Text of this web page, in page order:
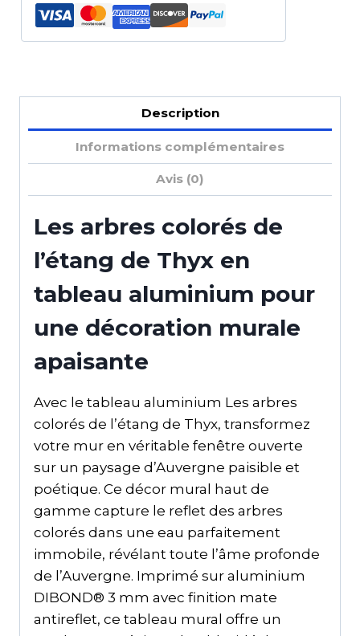
Description
Informations complémentaires
Avis (0)
Les arbres colorés de
l’étang de Thyx en
tableau aluminium pour
une décoration murale
apaisante
Avec le tableau aluminium Les arbres
colorés de l’étang de Thyx, transformez
votre mur en véritable fenêtre ouverte
sur un paysage d’Auvergne paisible et
poétique. Ce décor mural haut de
gamme capture le reflet des arbres
colorés dans une eau parfaitement
immobile, révélant toute l’âme profonde
de l’Auvergne. Imprimé sur aluminium
DIBOND® 3 mm avec finition mate
antireflet, ce tableau mural offre un